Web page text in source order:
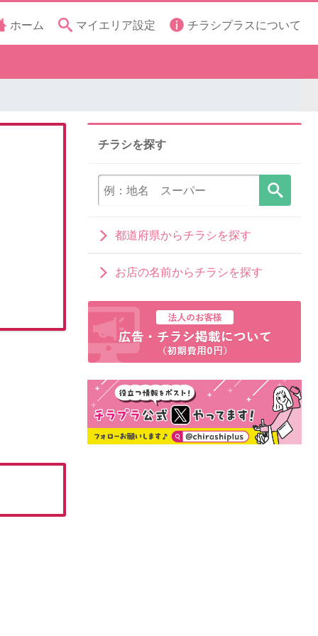
ホーム マイエリア設定 チラシプラスについて
チラシを探す
都道府県からチラシを探す
お店の名前からチラシを探す